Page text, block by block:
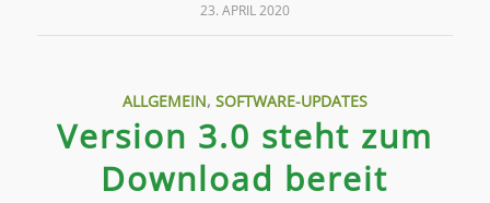
23. APRIL 2020
ALLGEMEIN, SOFTWARE-UPDATES
Version 3.0 steht zum
Download bereit